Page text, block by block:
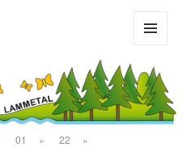
UND
WIDGETS
01 » 22
»